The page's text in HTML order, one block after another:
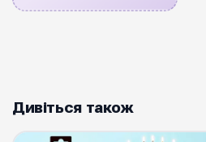
Дивіться також